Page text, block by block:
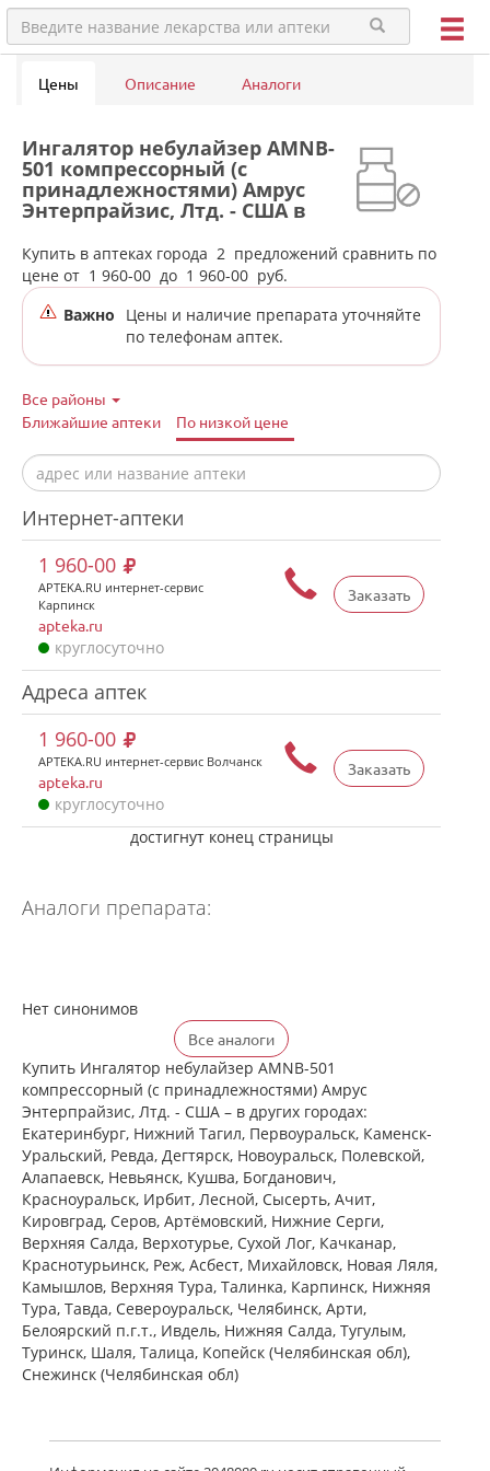
Цены Описание Аналоги
Ингалятор небулайзер AMNB-
501 компрессорный (с
принадлежностями) Амрус
Энтерпрайзис, Лтд. - США в
аптеках города Карпинска
Купить в аптеках города 2 предложений сравнить по
цене от 1 960-00 до 1 960-00 руб.
Важно
Цены и наличие препарата уточняйте
по телефонам аптек.
Все районы
Ближайшие аптеки
По низкой цене
Интернет-аптеки
Заказать
1 960-00
APTEKA.RU интернет-сервис
Карпинск
apteka.ru
круглосуточно
Адреса аптек
Заказать
1 960-00
APTEKA.RU интернет-сервис Волчанск
apteka.ru
круглосуточно
достигнут конец страницы
Аналоги препарата:
Нет синонимов
Все аналоги
Купить Ингалятор небулайзер AMNB-501
компрессорный (с принадлежностями) Амрус
Энтерпрайзис, Лтд. - США – в других городах:
Екатеринбург, Нижний Тагил, Первоуральск, Каменск-
Уральский, Ревда, Дегтярск, Новоуральск, Полевской,
Алапаевск, Невьянск, Кушва, Богданович,
Красноуральск, Ирбит, Лесной, Сысерть, Ачит,
Кировград, Серов, Артёмовский, Нижние Cерги,
Верхняя Салда, Верхотурье, Сухой Лог, Качканар,
Краснотурьинск, Реж, Асбест, Михайловск, Новая Ляля,
Камышлов, Верхняя Тура, Талинка, Карпинск, Нижняя
Тура, Тавда, Североуральск, Челябинск, Арти,
Белоярский п.г.т., Ивдель, Нижняя Салда, Тугулым,
Туринск, Шаля, Талица, Копейск (Челябинская обл),
Снежинск (Челябинская обл)